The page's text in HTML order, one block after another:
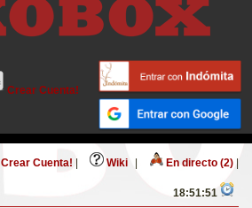
Crear Cuenta!
Crear Cuenta! Wiki En directo (2)
18:51:51